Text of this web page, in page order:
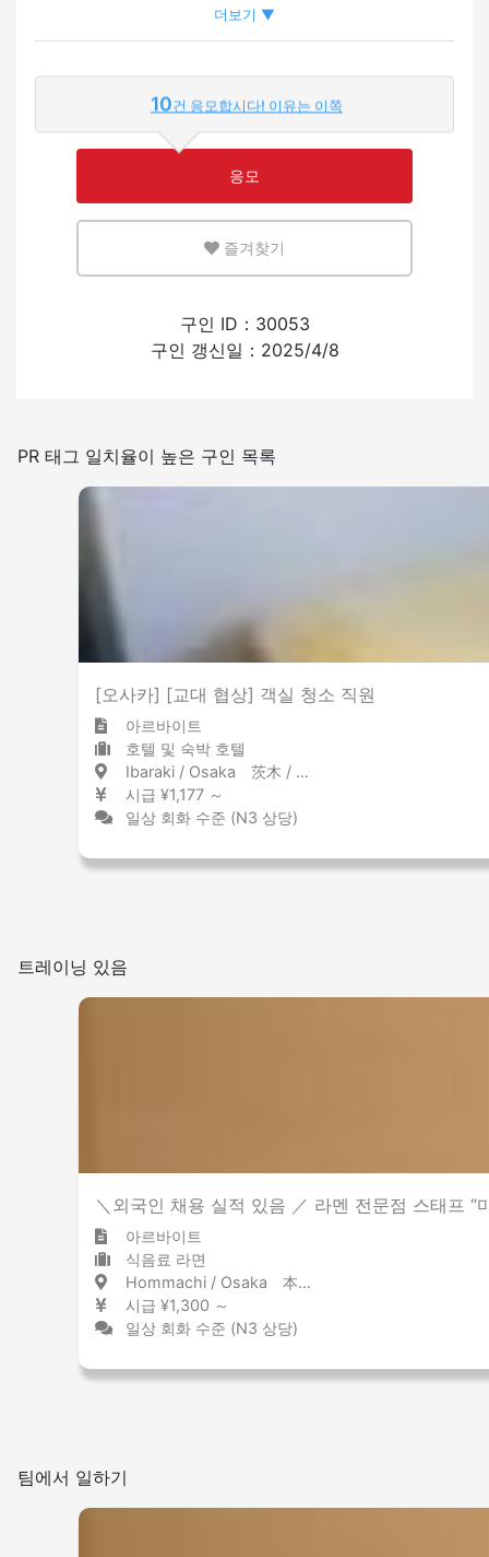
외국인이 근무하는 비율
영어 또는 모국어를 살릴 수 있는 환경
일본어를 쓰는 빈도
더보기 ▼
10건 응모합시다! 이유는 이쪽
응모
즐겨찾기
구인 ID：30053
구인 갱신일：2025/4/8
PR 태그 일치율이 높은 구인 목록
[오사카] [교대 협상] 객실 청소 직원
아르바이트
호텔 및 숙박 호텔
Ibaraki / Osaka 茨木 / 大阪府
시급 ¥1,177 ～
일상 회화 수준 (N3 상당)
트레이닝 있음
＼외국인 채용 실적 있음 ／ 라멘 전문점 스태프 “
아르바이트
식음료 라면
Hommachi / Osaka 本町 / 大阪府
시급 ¥1,300 ～
일상 회화 수준 (N3 상당)
팀에서 일하기